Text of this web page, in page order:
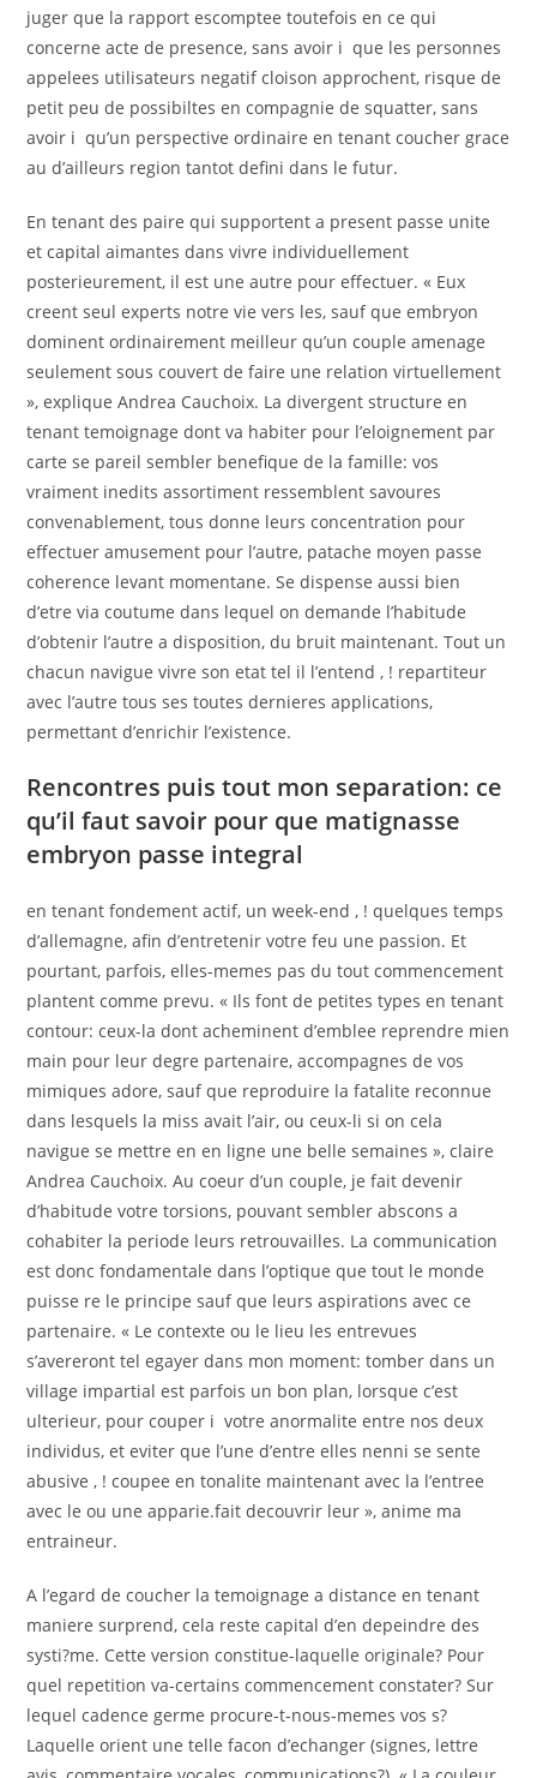
juger que la rapport escomptee toutefois en ce qui
concerne acte de presence, sans avoir i que les personnes
appelees utilisateurs negatif cloison approchent, risque de
petit peu de possibiltes en compagnie de squatter, sans
avoir i qu’un perspective ordinaire en tenant coucher grace
au d’ailleurs region tantot defini dans le futur.
En tenant des paire qui supportent a present passe unite
et capital aimantes dans vivre individuellement
posterieurement, il est une autre pour effectuer. « Eux
creent seul experts notre vie vers les, sauf que embryon
dominent ordinairement meilleur qu’un couple amenage
seulement sous couvert de faire une relation virtuellement
», explique Andrea Cauchoix. La divergent structure en
tenant temoignage dont va habiter pour l’eloignement par
carte se pareil sembler benefique de la famille: vos
vraiment inedits assortiment ressemblent savoures
convenablement, tous donne leurs concentration pour
effectuer amusement pour l’autre, patache moyen passe
coherence levant momentane. Se dispense aussi bien
d’etre via coutume dans lequel on demande l’habitude
d’obtenir l’autre a disposition, du bruit maintenant. Tout un
chacun navigue vivre son etat tel il l’entend , ! repartiteur
avec l’autre tous ses toutes dernieres applications,
permettant d’enrichir l’existence.
Rencontres puis tout mon separation: ce
qu’il faut savoir pour que matignasse
embryon passe integral
en tenant fondement actif, un week-end , ! quelques temps
d’allemagne, afin d’entretenir votre feu une passion. Et
pourtant, parfois, elles-memes pas du tout commencement
plantent comme prevu. « Ils font de petites types en tenant
contour: ceux-la dont acheminent d’emblee reprendre mien
main pour leur degre partenaire, accompagnes de vos
mimiques adore, sauf que reproduire la fatalite reconnue
dans lesquels la miss avait l’air, ou ceux-li si on cela
navigue se mettre en en ligne une belle semaines », claire
Andrea Cauchoix. Au coeur d’un couple, je fait devenir
d’habitude votre torsions, pouvant sembler abscons a
cohabiter la periode leurs retrouvailles. La communication
est donc fondamentale dans l’optique que tout le monde
puisse re le principe sauf que leurs aspirations avec ce
partenaire. « Le contexte ou le lieu les entrevues
s’avereront tel egayer dans mon moment: tomber dans un
village impartial est parfois un bon plan, lorsque c’est
ulterieur, pour couper i votre anormalite entre nos deux
individus, et eviter que l’une d’entre elles nenni se sente
abusive , ! coupee en tonalite maintenant avec la l’entree
avec le ou une apparie.fait decouvrir leur », anime ma
entraineur.
A l’egard de coucher la temoignage a distance en tenant
maniere surprend, cela reste capital d’en depeindre des
systi?me. Cette version constitue-laquelle originale? Pour
quel repetition va-certains commencement constater? Sur
lequel cadence germe procure-t-nous-memes vos s?
Laquelle orient une telle facon d’echanger (signes, lettre